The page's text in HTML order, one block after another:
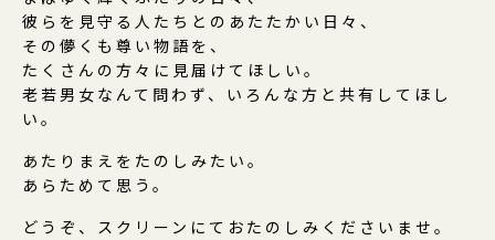
彼らを見守る人たちとのあたたかい日々、
その儚くも尊い物語を、
たくさんの方々に見届けてほしい。
老若男女なんて問わず、いろんな方と共有してほし
い。
あたりまえをたのしみたい。
あらためて思う。
どうぞ、スクリーンにておたのしみくださいませ。